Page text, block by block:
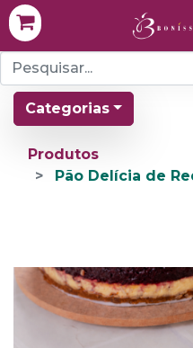
Categorias
Produtos
Pão Delícia de